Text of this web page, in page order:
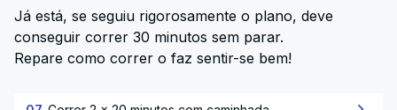
Já está, se seguiu rigorosamente o plano, deve
conseguir correr 30 minutos sem parar.
Repare como correr o faz sentir-se bem!